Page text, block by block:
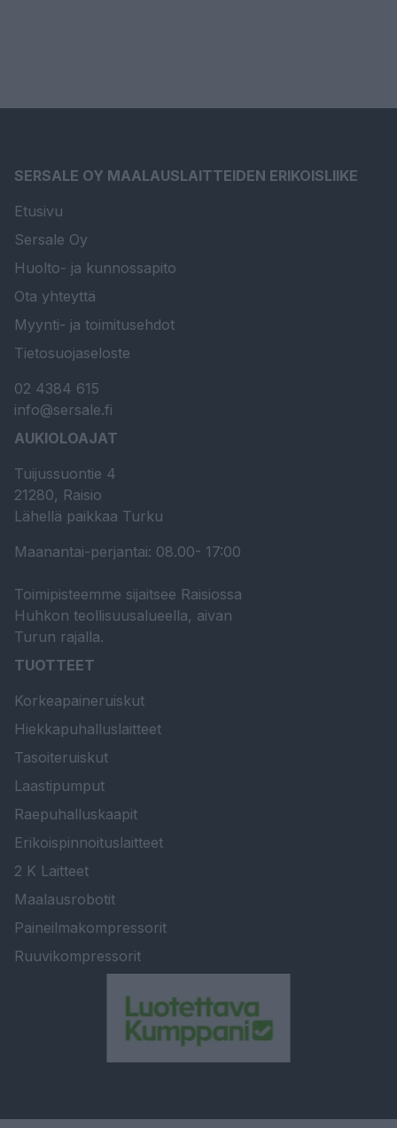
SERSALE OY MAALAUSLAITTEIDEN ERIKOISLIIKE
Etusivu
Sersale Oy
Huolto- ja kunnossapito
Ota yhteyttä
Myynti- ja toimitusehdot
Tietosuojaseloste
02 4384 615
info@sersale.fi
AUKIOLOAJAT
Tuijussuontie 4
21280, Raisio
Lähellä paikkaa Turku
Maanantai-perjantai: 08.00- 17:00
Toimipisteemme sijaitsee Raisiossa
Huhkon teollisuusalueella, aivan
Turun rajalla.
TUOTTEET
Korkeapaineruiskut
Hiekkapuhalluslaitteet
Tasoiteruiskut
Laastipumput
Raepuhalluskaapit
Erikoispinnoituslaitteet
2 K Laitteet
Maalausrobotit
Paineilmakompressorit
Ruuvikompressorit